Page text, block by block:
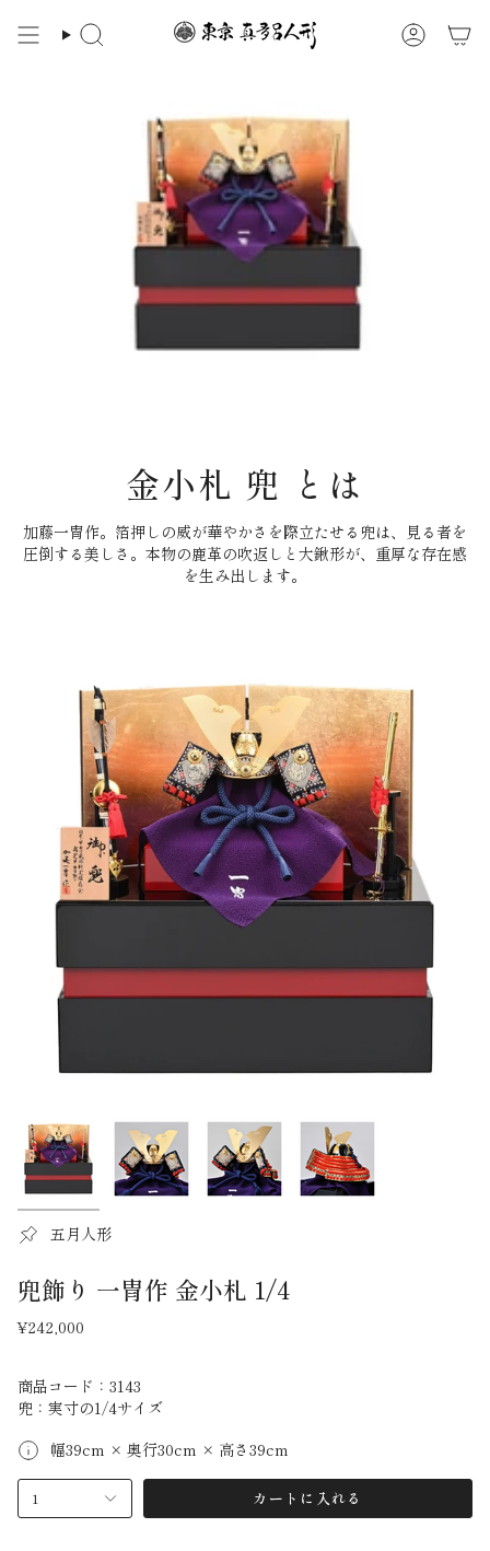
検
ア
金小札 兜 とは
加藤一冑作。箔押しの威が華やかさを際立たせる兜は、見る者を
圧倒する美しさ。本物の鹿革の吹返しと大鍬形が、重厚な存在感
を生み出します。
五月人形
兜飾り 一冑作 金小札 1/4
¥242,000
商品コード：3143
兜：実寸の1/4サイズ
幅39cm × 奥行30cm × 高さ39cm
1 カートに入れる